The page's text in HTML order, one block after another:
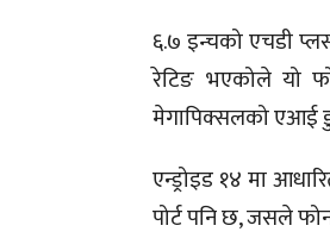
६.७ इन्चको एचडी
रेटिङ भएकोले यो
मेगापिक्सलको एआई
एन्ड्रोइड १४ मा
पोर्ट पनि छ, जसले